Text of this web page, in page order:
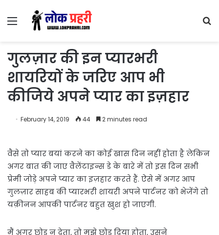
Menu
गुलज़ार की इन प्यारभरी
शायरियों के जरिए आप भी
कीजिये अपने प्यार का इज़हार
February 14, 2019 44 2 minutes read
वैसे तो प्यार बयां करने का कोई खास दिन नहीं होता है लेकिन
अगर बात की जाए वैलेंटाइन्स डे के बारे में तो इस दिन सभी
प्रेमी जोड़े अपने प्यार का इज़हार करते हैं. ऐसे में अगर आप
गुलज़ार साहब की प्यारभरी शायरी अपने पार्टनर को भेजेंगे तो
यक़ीनन आपकी पार्टनर बहुत खुश हो जाएगी.
मैं अगर छोड़ न देता, तो मुझे छोड़ दिया होता, उसने